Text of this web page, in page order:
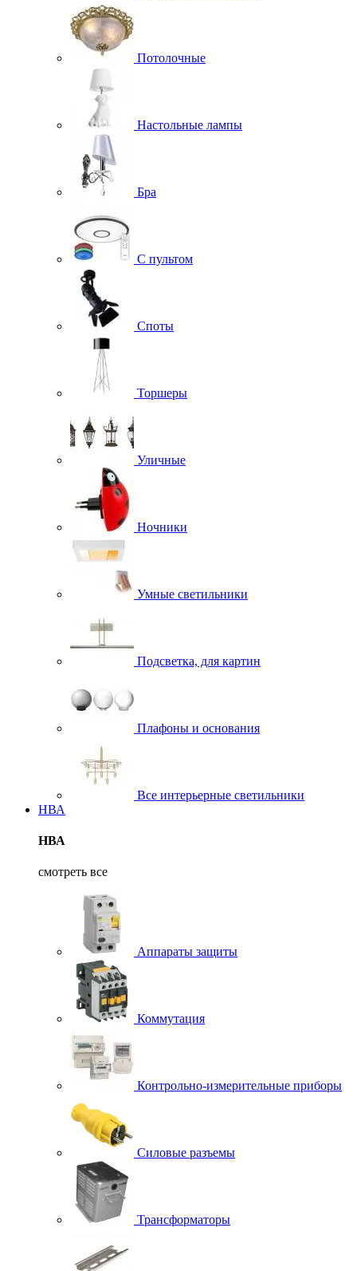
Потолочные
Настольные лампы
Бра
С пультом
Споты
Торшеры
Уличные
Ночники
Умные светильники
Подсветка, для картин
Плафоны и основания
Все интерьерные светильники
НВА
НВА
смотреть все
Аппараты защиты
Коммутация
Контрольно-измерительные приборы
Силовые разъемы
Трансформаторы